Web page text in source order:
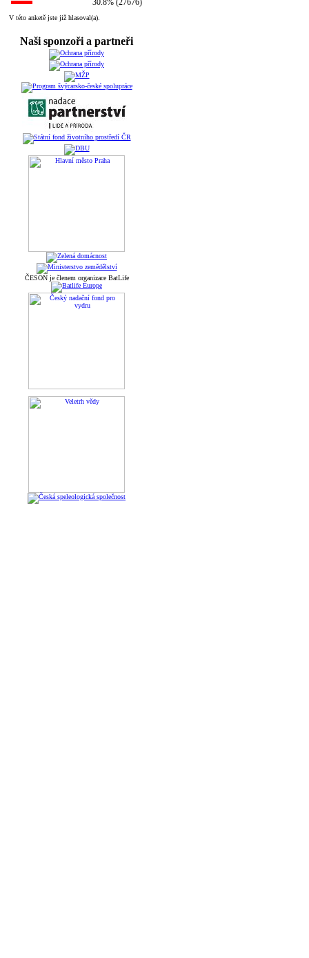
30.8% (27676)
V této anketě jste již hlasoval(a).
Naši sponzoři a partneři
ČESON je členem organizace BatLife